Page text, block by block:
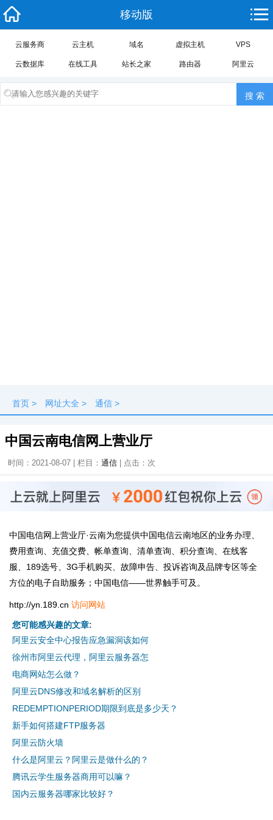
移动版
云服务商 云主机 域名 虚拟主机 VPS
云数据库 在线工具 站长之家 路由器 阿里云
首页 > 网址大全 > 通信 >
中国云南电信网上营业厅
时间：2021-08-07 | 栏目： 通信 | 点击： 次
中国电信网上营业厅·云南为您提供中国电信云南地区的业务办理、
费用查询、充值交费、帐单查询、清单查询、积分查询、在线客
服、189选号、3G手机购买、故障申告、投诉咨询及品牌专区等全
方位的电子自助服务；中国电信——世界触手可及。
http://yn.189.cn 访问网站
您可能感兴趣的文章:
阿里云安全中心报告应急漏洞该如何
徐州市阿里云代理，阿里云服务器怎
电商网站怎么做？
阿里云DNS修改和域名解析的区别
REDEMPTIONPERIOD期限到底是多少天？
新手如何搭建FTP服务器
阿里云防火墙
什么是阿里云？阿里云是做什么的？
腾讯云学生服务器商用可以嘛？
国内云服务器哪家比较好？